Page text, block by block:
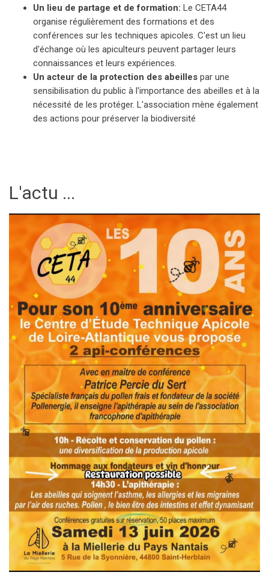
Un lieu de partage et de formation: Le CETA44
organise régulièrement des formations et des
conférences sur les techniques apicoles. C'est un lieu
d'échange où les apiculteurs peuvent partager leurs
connaissances et leurs expériences.
Un acteur de la protection des abeilles par une
sensibilisation du public à l'importance des abeilles et à la
nécessité de les protéger. L'association mène également
des actions pour préserver la biodiversité
L'actu ...